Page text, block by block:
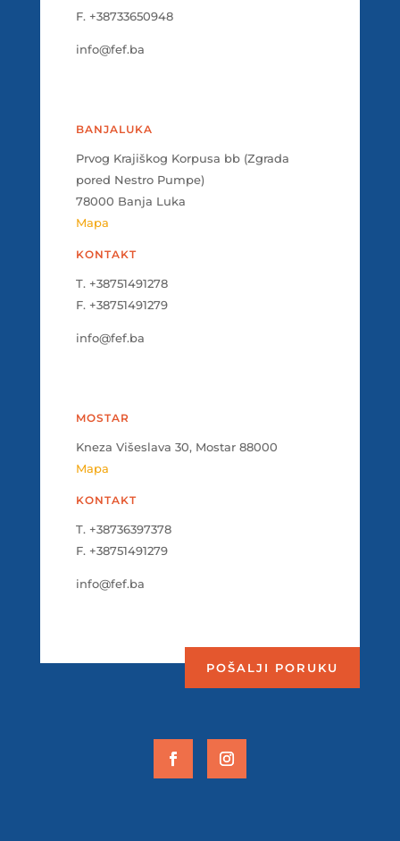
F. +38733650948
info@fef.ba
BANJALUKA
Prvog Krajiškog Korpusa bb (Zgrada
pored Nestro Pumpe)
78000 Banja Luka
Mapa
KONTAKT
T. +38751491278
F. +38751491279
info@fef.ba
MOSTAR
Kneza Višeslava 30, Mostar 88000
Mapa
KONTAKT
T. +38736397378
F. +38751491279
info@fef.ba
POŠALJI PORUKU